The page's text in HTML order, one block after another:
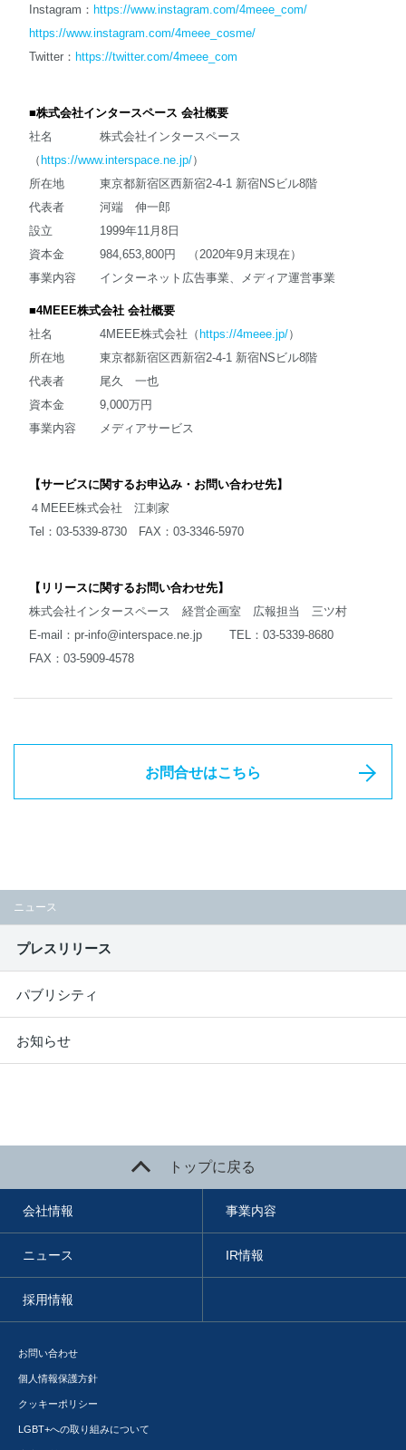
Instagram： https://www.instagram.com/4meee_com/
https://www.instagram.com/4meee_cosme/
Twitter： https://twitter.com/4meee_com
■株式会社インタースペース 会社概要
社名 株式会社インタースペース
（ https://www.interspace.ne.jp/）
所在地 東京都新宿区西新宿2-4-1 新宿NSビル8階
代表者 河端 伸一郎
設立 1999年11月8日
資本金 984,653,800円 （2020年9月末現在）
事業内容 インターネット広告事業、メディア運営事業
■4MEEE株式会社 会社概要
社名 4MEEE株式会社（ https://4meee.jp/）
所在地 東京都新宿区西新宿2-4-1 新宿NSビル8階
代表者 尾久 一也
資本金 9,000万円
事業内容 メディアサービス
【サービスに関するお申込み・お問い合わせ先】
４MEEE株式会社 江刺家
Tel：03-5339-8730 FAX：03-3346-5970
【リリースに関するお問い合わせ先】
株式会社インタースペース 経営企画室 広報担当 三ツ村
E-mail： pr-info@interspace.ne.jpTEL：03-5339-8680
FAX：03-5909-4578
お問合せはこちら
ニュース
プレスリリース
パブリシティ
お知らせ
トップに戻る
会社情報 事業内容
ニュース IR情報
採用情報
お問い合わせ
個人情報保護方針
クッキーポリシー
LGBT+への取り組みについて